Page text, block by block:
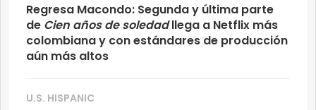
Regresa Macondo: Segunda y última parte
de Cien años de soledadllega a Netflix más
colombiana y con estándares de producción
aún más altos
U.S. HISPANIC